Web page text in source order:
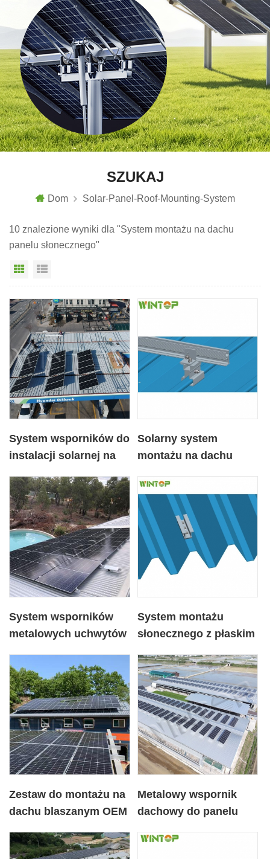
SZUKAJ
Dom Solar-Panel-Roof-Mounting-System
10 znalezione wyniki dla "System montażu na dachu
panelu słonecznego"
Widok siatki
System wsporników do
instalacji solarnej na
kształcie trójkąta
Solarny system
montażu na dachu
System wsporników
metalowych uchwytów
System montażu
słonecznego z płaskim
Zestaw do montażu na
dachu blaszanym OEM
Metalowy wspornik
dachowy do panelu